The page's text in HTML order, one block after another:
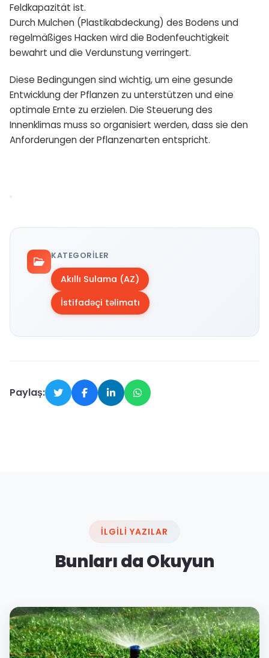
Feldkapazität ist.
Durch Mulchen (Plastikabdeckung) des Bodens und
regelmäßiges Hacken wird die Bodenfeuchtigkeit
bewahrt und die Verdunstung verringert.
Diese Bedingungen sind wichtig, um eine gesunde
Entwicklung der Pflanzen zu unterstützen und eine
optimale Ernte zu erzielen. Die Steuerung des
Innenklimas muss so organisiert werden, dass sie den
Anforderungen der Pflanzenarten entspricht.
KATEGORILER
Akıllı Sulama (AZ)
İstifadəçi təlimatı
Paylaş:
İLGILI YAZILAR
Bunları da Okuyun